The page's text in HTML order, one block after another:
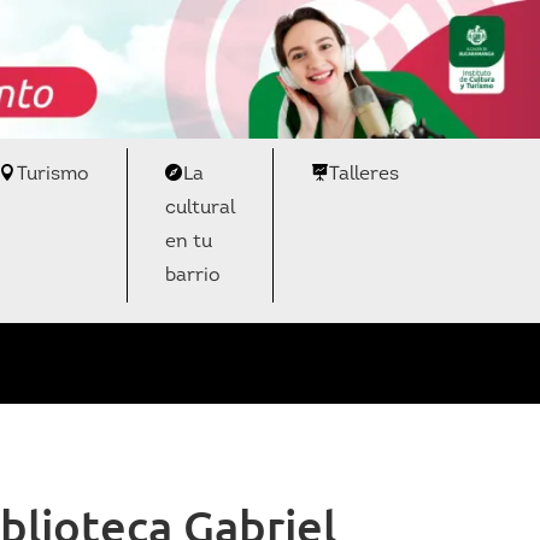
Turismo
La
cultural
en tu
barrio
Talleres
Gabriel